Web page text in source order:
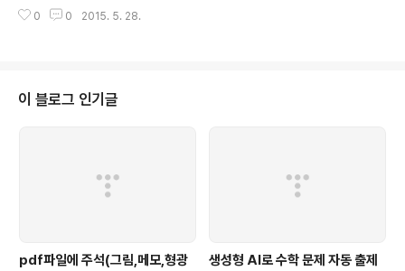
전조등 등으로 널리 사용된다. 구동 회로는 일반 LED와 다르지 않게 저항을 직
만약 5V 전원을 사용하고 최대 전류를 흘릴 때 전압강하가 3.0V라고 가정하면
저항값은 오옴의 법칙에 의해서 다음과 같이 간단히 계산할 수 있다. 이 저항값..
0 0 2015. 5. 28.
이 블로그 인기글
pdf파일에 주석(그림,메모,형광
생성형 AI로 수학 문제 자동 출제